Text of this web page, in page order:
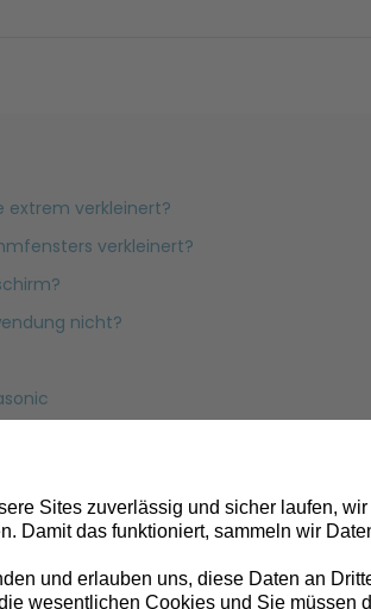
extrem verkleinert?
verkleinert?
nicht?
arbeiten, weil er schon im Projekt
und Videos ?